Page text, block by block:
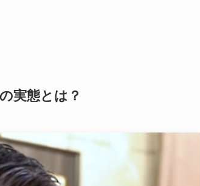
実態とは？